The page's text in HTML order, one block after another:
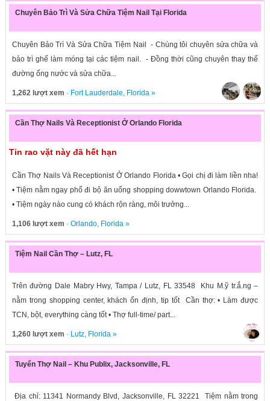
Chuyên Bảo Trì Và Sửa Chữa Tiệm Nail Tại Florida
Chuyên Bảo Trì Và Sửa Chữa Tiệm Nail - Chúng tôi chuyên sửa chữa và
bảo trì ghế làm móng tại các tiệm nail. - Đồng thời cũng chuyên thay thế
đường ống nước và sửa chữa...
1,262 lượt xem · Fort Lauderdale, Florida»
Cần Thợ Nails Và Receptionist Ở Orlando Florida
Tin rao vặt này đã hết hạn
Cần Thợ Nails Và Receptionist Ở Orlando Florida • Gọi chị đi làm liền nha!
• Tiệm nằm ngay phố đi bộ ăn uống shopping dowwtown Orlando Florida.
• Tiệm ngày nào cung có khách rộn ràng, môi trưởng...
1,106 lượt xem · Orlando, Florida»
Tiệm Nail Cần Thợ – Lutz, FL
Trên đường Dale Mabry Hwy, Tampa / Lutz, FL 33548 Khu M.ỹ tr.ắ.ng –
nằm trong shopping center, khách ổn định, tip tốt Cần thợ: • Làm được
TCN, bột, everything càng tốt • Thợ full-time/ part...
1,260 lượt xem · Lutz, Florida»
Tuyển Thợ Nail – Khu Publix, Jacksonville, FL
Địa chỉ: 11341 Normandy Blvd, Jacksonville, FL 32221 Tiệm nằm trong